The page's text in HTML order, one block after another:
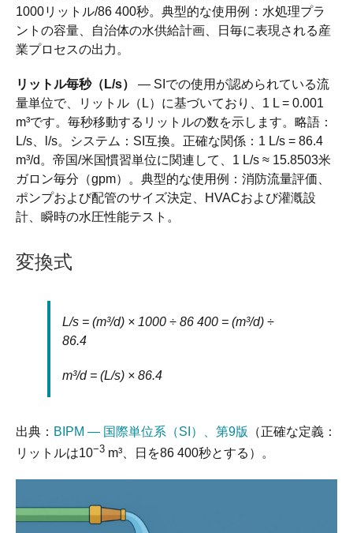
1000リットル/86 400秒。典型的な使用例：水処理プラ
ントの容量、自治体の水供給計画、日毎に表現される産
業プロセスの出力。
リットル毎秒（L/s）
— SIでの使用が認められている流
量単位で、リットル（L）に基づいており、1 L = 0.001
m³です。毎秒移動するリットルの数を示します。略語：
L/s、l/s。システム：SI互換。正確な関係：1 L/s = 86.4
m³/d。帝国/米国慣習単位に関連して、1 L/s ≈ 15.8503米
ガロン毎分（gpm）。典型的な使用例：消防流量評価、
ポンプおよび配管のサイズ決定、HVACおよび灌漑設
計、瞬時の水圧性能テスト。
変換式
L/s = (m³/d) × 1000 ÷ 86 400 = (m³/d) ÷
86.4
m³/d = (L/s) × 86.4
出典： BIPM — 国際単位系（SI）、第9版
（正確な定義：
リットルは10−3 m³、日を86 400秒とする）。